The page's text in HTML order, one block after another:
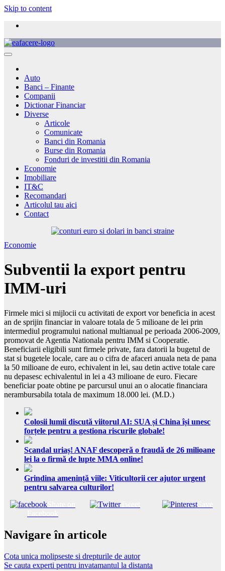
Skip to content
Auto
Banci – Finante
Companii
Dictionar Financiar
Diverse
Articole
Comunicate
Banci din Romania
Burse din Romania
Fonduri de investitii din Romania
Economie
Imobiliare
IT&C
Recomandari
Articolul tau aici
Contact
Economie
Subventii la export pentru
IMM-uri
Firmele mici si mijlocii cu activitati de export vor beneficia in acest
an de sprijin financiar in valoare totala de 5 milioane de lei prin
intermediul programului national multianual pe perioada 2006-2009,
promovat de Agentia Nationala pentru IMM si Cooperatie.
Beneficiarii eligibili sunt firmele private, fara datorii la bugetul de
stat si bugetele locale, care au o cifra de afaceri anuala neta de pana
la 50 milioane de euro, echivalent in lei, sau detin active totale care
nu depasesc echivalentul in lei a 43 milioane de euro. Fiecare
beneficiar poate obtine pe parcursul unui an o alocatie financiara
nerambursabila totala de maximum 18.000 lei. (M.D.)
Colosii lumii discută viitorul AI: SUA și China își unesc
forțele pentru a gestiona riscurile globale!
Scandal uriaș! ANAF descoperă o fraudă de 26 milioane
lei la o firmă de lupte MMA online!
Grindina amenință viile: Viticultorii cer ajutor urgent
pentru salvarea culturilor!
Tweet Save
Navigare în articole
Cota unica molipseste si drepturile de autor
Se cauta experti pentru invatamantul la distanta